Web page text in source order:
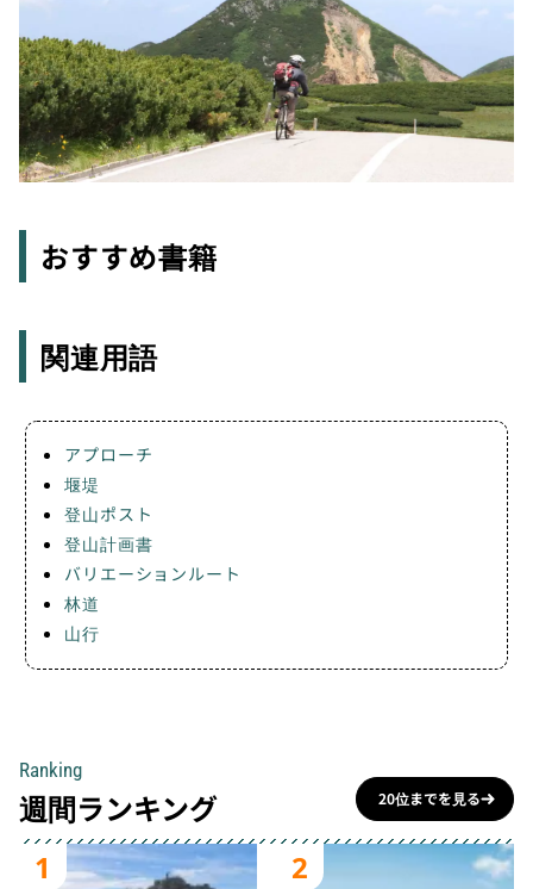
おすすめ書籍
関連用語
アプローチ
堰堤
登山ポスト
登山計画書
バリエーションルート
林道
山行
Ranking
週間ランキング 20位までを見る
1 2